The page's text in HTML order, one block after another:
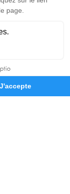
de devis
- 62500 -
rendez-vous en